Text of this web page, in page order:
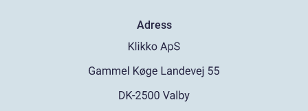
Adress